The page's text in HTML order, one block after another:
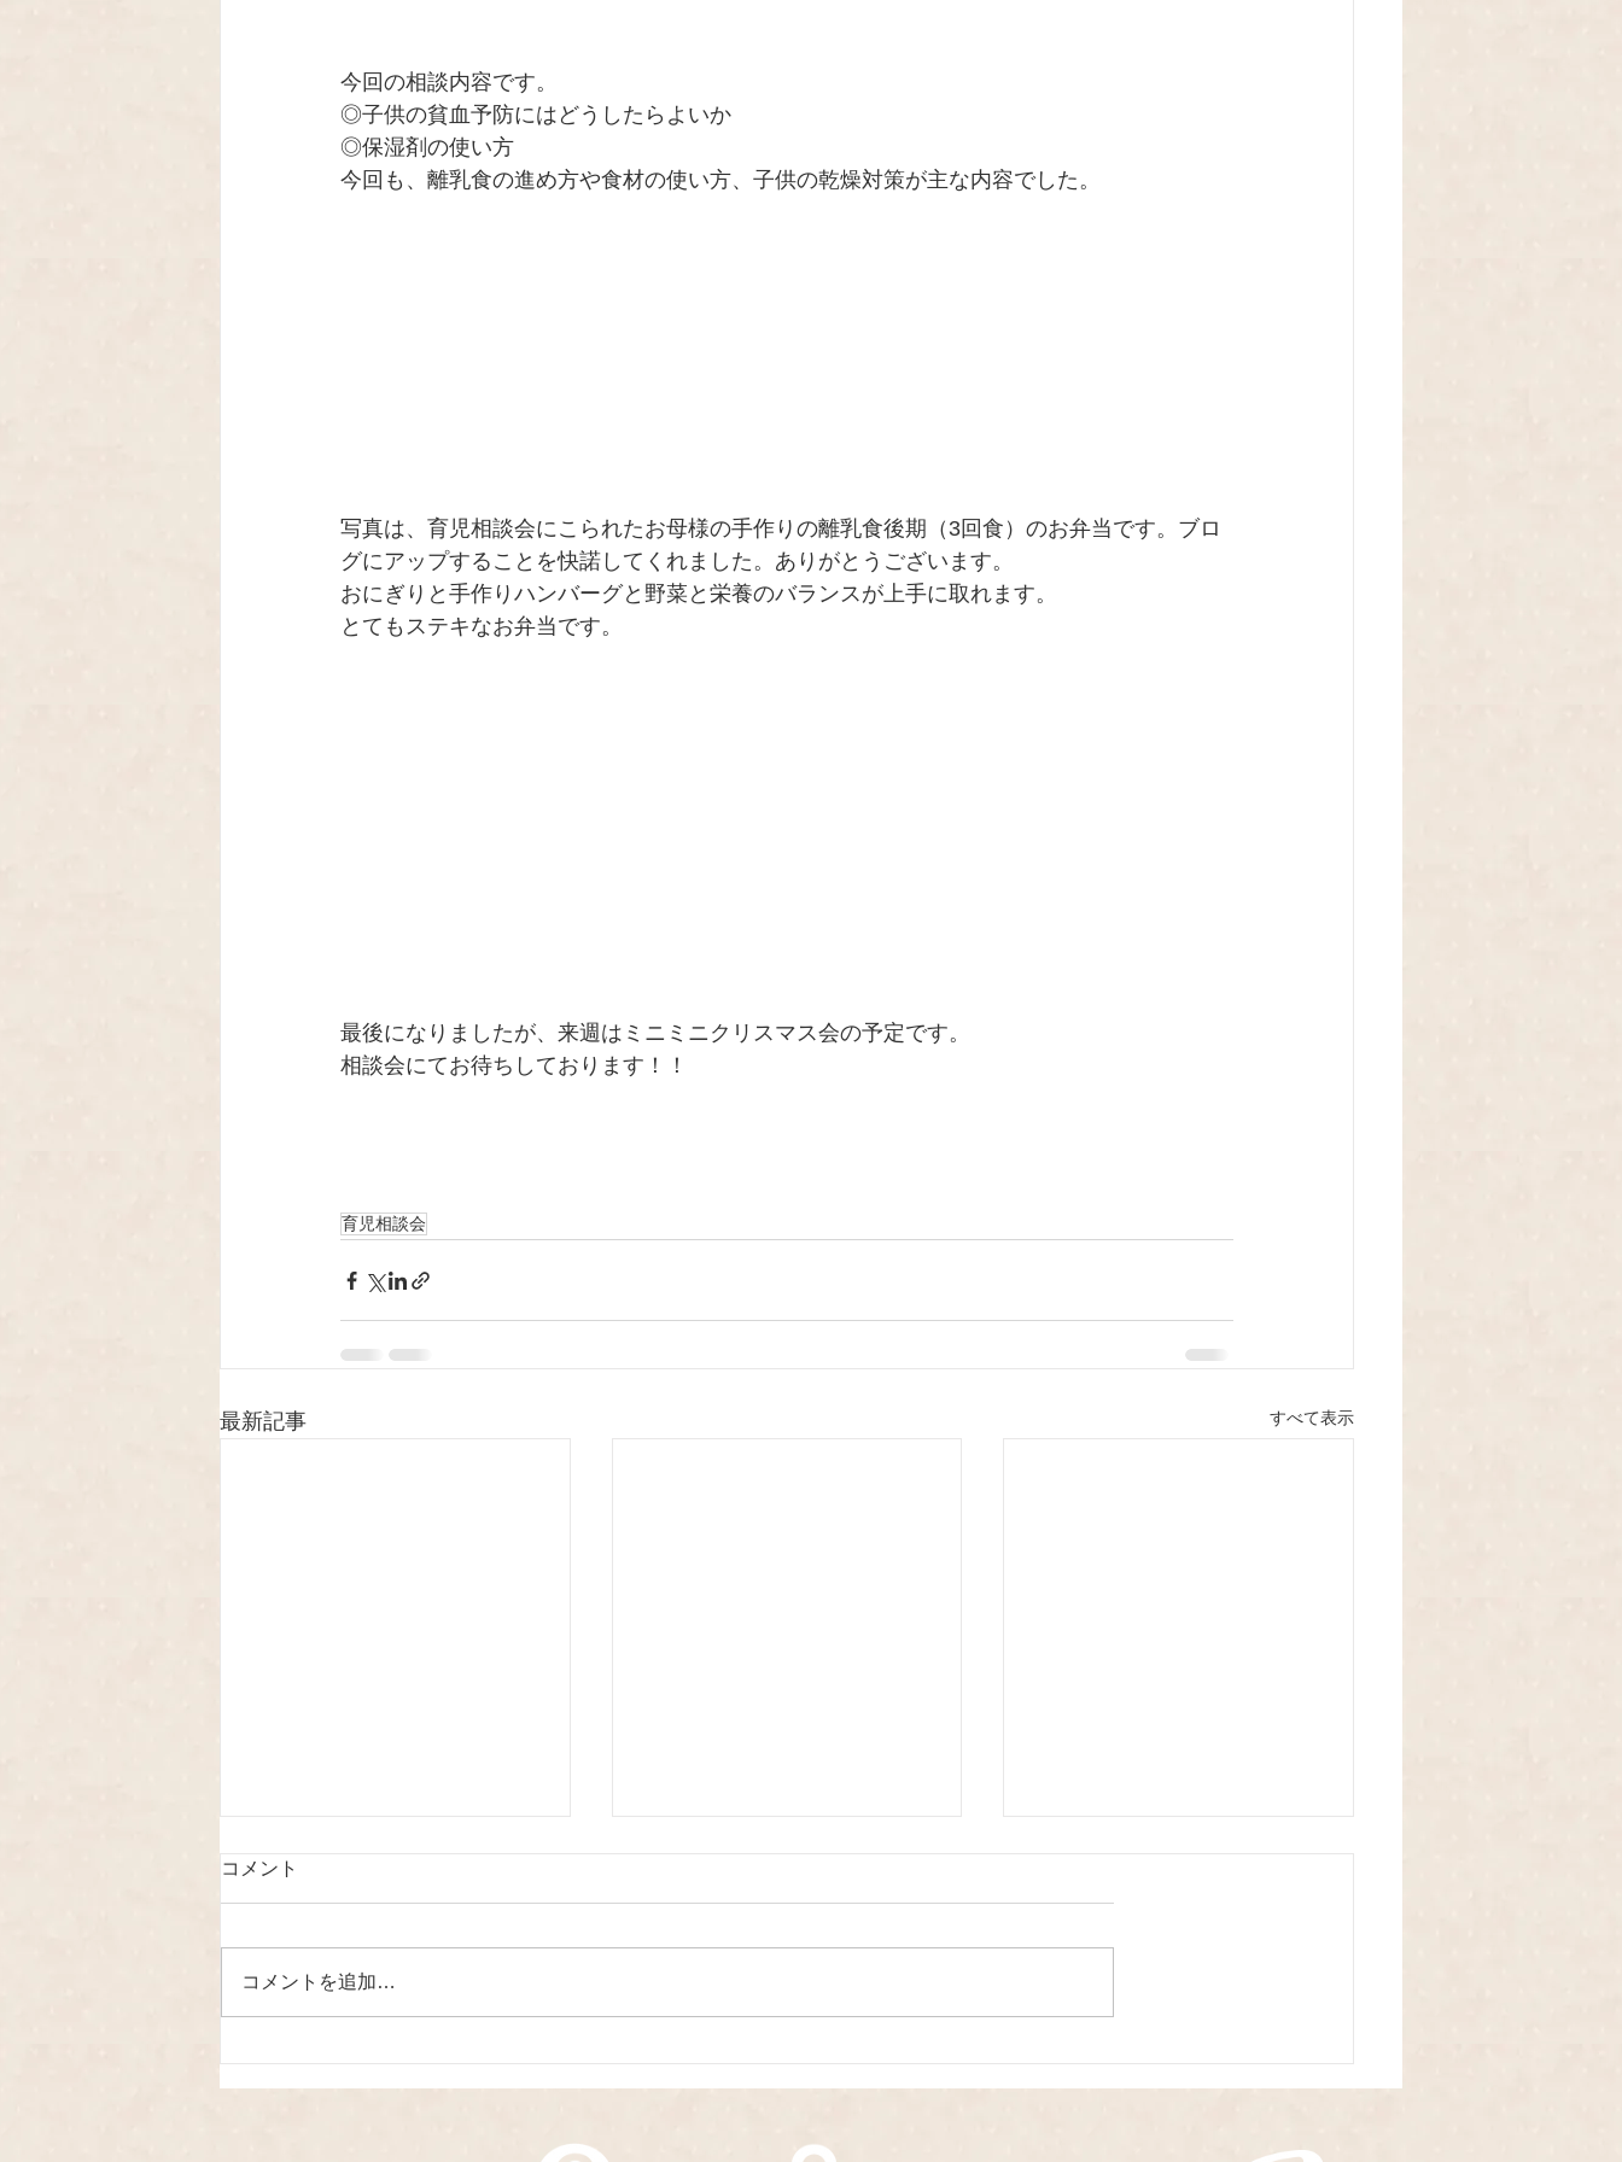
今回の相談内容です。
◎子供の貧血予防にはどうしたらよいか
◎保湿剤の使い方
今回も、離乳食の進め方や食材の使い方、子供の乾燥対策が主な内容でした。
写真は、育児相談会にこられたお母様の手作りの離乳食後期（3回食）のお弁当です。ブロ
グにアップすることを快諾してくれました。ありがとうございます。
おにぎりと手作りハンバーグと野菜と栄養のバランスが上手に取れます。
とてもステキなお弁当です。
最後になりましたが、来週はミニミニクリスマス会の予定です。
相談会にてお待ちしております！！
育児相談会
最新記事 すべて表示
年7月9日🥄
幼児の防災について～
年６月1１日🥄
コメント
コメントを追加…